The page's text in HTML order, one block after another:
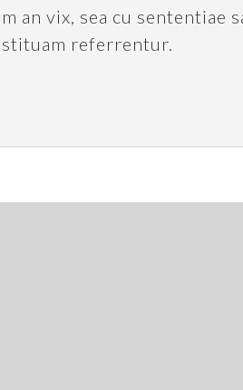
an vix, sea cu sententiae
referrentur.